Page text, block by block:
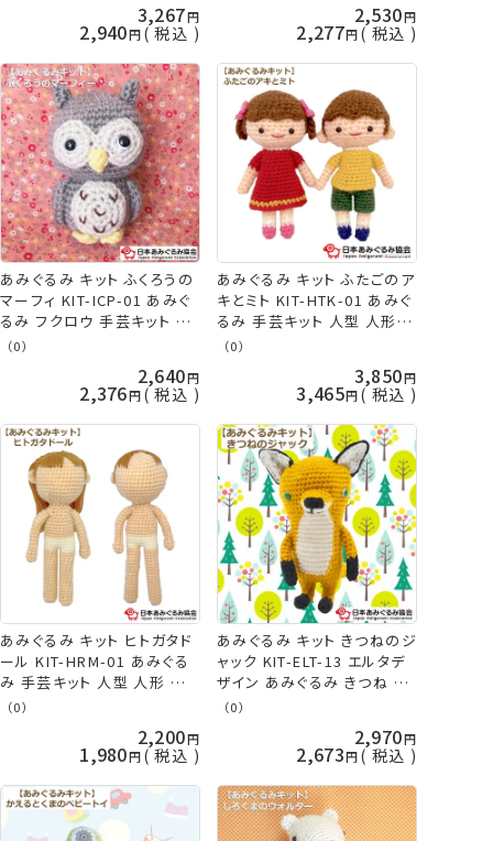
3,267
2,940 税込
2,530
2,277 税込
あみぐるみ キット ふくろうの
マーフィ KIT-ICP-01 あみぐ
るみ フクロウ 手芸キット 日
本あみぐるみ協会 KOU
（0）
2,640
2,376 税込
あみぐるみ キット ふたごのア
キとミト KIT-HTK-01 あみぐ
るみ 手芸キット 人型 人形
日本あみぐるみ協会 KOU
（0）
3,850
3,465 税込
あみぐるみ キット ヒトガタド
ール KIT-HRM-01 あみぐる
み 手芸キット 人型 人形 推し
ぬい 日本あみぐるみ協会
（0）
2,200
1,980 税込
あみぐるみ キット きつねのジ
ャック KIT-ELT-13 エルタデ
ザイン あみぐるみ きつね キ
ツネ 手芸キット 日本あみぐ
（0）
2,970
2,673 税込